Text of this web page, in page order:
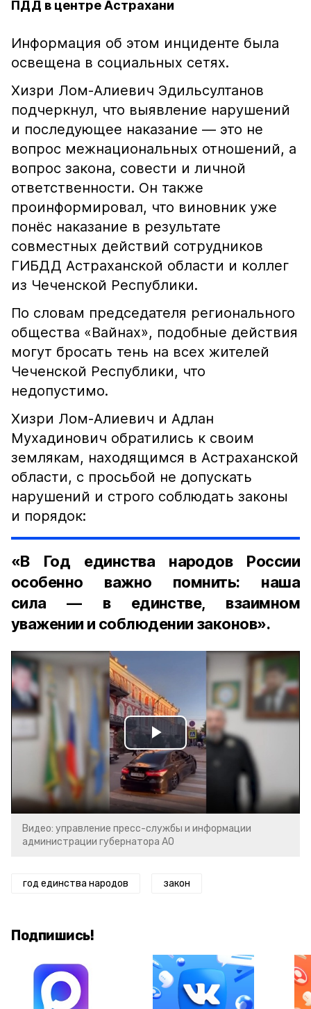
ПДД в центре Астрахани
Информация об этом инциденте была
освещена в социальных сетях.
Хизри Лом-Алиевич Эдильсултанов
подчеркнул, что выявление нарушений
и последующее наказание — это не
вопрос межнациональных отношений, а
вопрос закона, совести и личной
ответственности. Он также
проинформировал, что виновник уже
понёс наказание в результате
совместных действий сотрудников
ГИБДД Астраханской области и коллег
из Чеченской Республики.
По словам председателя регионального
общества «Вайнах», подобные действия
могут бросать тень на всех жителей
Чеченской Республики, что
недопустимо.
Хизри Лом-Алиевич и Адлан
Мухадинович обратились к своим
землякам, находящимся в Астраханской
области, с просьбой не допускать
нарушений и строго соблюдать законы
и порядок:
«В Год единства народов России
особенно важно помнить: наша
сила — в единстве, взаимном
уважении и соблюдении законов».
Play
Video
Видео: управление пресс-службы и информации
администрации губернатора АО
год единства народов закон
Подпишись!